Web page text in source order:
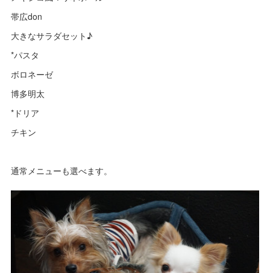
帯広don
大きなサラダセット♪
*パスタ
ボロネーゼ
博多明太
*ドリア
チキン
通常メニューも選べます。